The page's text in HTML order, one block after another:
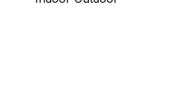
Betreibern zu verstehen, wie